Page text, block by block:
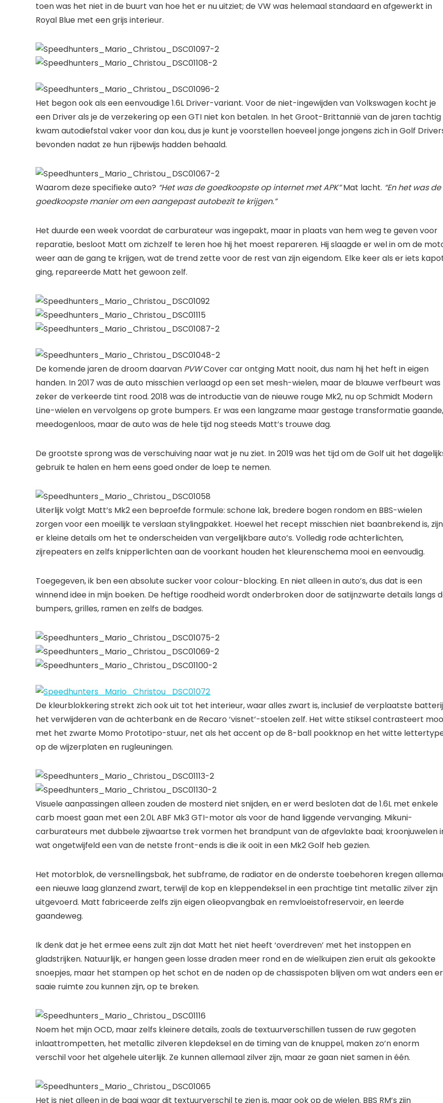
toen was het niet in de buurt van hoe het er nu uitziet; de VW was helemaal standaard en afgewerkt in
Royal Blue met een grijs interieur.
Het begon ook als een eenvoudige 1.6L Driver-variant. Voor de niet-ingewijden van Volkswagen kocht je
een Driver als je de verzekering op een GTI niet kon betalen. In het Groot-Brittannië van de jaren tachtig
kwam autodiefstal vaker voor dan kou, dus je kunt je voorstellen hoeveel jonge jongens zich in Golf
bevonden nadat ze hun rijbewijs hadden behaald.
Waarom deze specifieke auto? “Het was de goedkoopste op internet met APK”Mat lacht. “En het was de
goedkoopste manier om een ​​aangepast autobezit te krijgen.”
Het duurde een week voordat de carburateur was ingepakt, maar in plaats van hem weg te geven voor
reparatie, besloot Matt om zichzelf te leren hoe hij het moest repareren. Hij slaagde er wel in om de
weer aan de gang te krijgen, wat de trend zette voor de rest van zijn eigendom. Elke keer als er iets
ging, repareerde Matt het gewoon zelf.
De komende jaren de droom daarvan PVWCover car ontging Matt nooit, dus nam hij het heft in eigen
handen. In 2017 was de auto misschien verlaagd op een set mesh-wielen, maar de blauwe verfbeurt was
zeker de verkeerde tint rood. 2018 was de introductie van de nieuwe rouge Mk2, nu op Schmidt Modern
Line-wielen en vervolgens op grote bumpers. Er was een langzame maar gestage transformatie gaande,
meedogenloos, maar de auto was de hele tijd nog steeds Matt’s trouwe dag.
De grootste sprong was de verschuiving naar wat je nu ziet. In 2019 was het tijd om de Golf uit het
gebruik te halen en hem eens goed onder de loep te nemen.
Uiterlijk volgt Matt’s Mk2 een beproefde formule: schone lak, bredere bogen rondom en BBS-wielen
zorgen voor een moeilijk te verslaan stylingpakket. Hoewel het recept misschien niet baanbrekend is, zijn
er kleine details om het te onderscheiden van vergelijkbare auto’s. Volledig rode achterlichten,
zijrepeaters en zelfs knipperlichten aan de voorkant houden het kleurenschema mooi en eenvoudig.
Toegegeven, ik ben een absolute sucker voor colour-blocking. En niet alleen in auto’s, dus dat is een
winnend idee in mijn boeken. De heftige roodheid wordt onderbroken door de satijnzwarte details langs
bumpers, grilles, ramen en zelfs de badges.
De kleurblokkering strekt zich ook uit tot het interieur, waar alles zwart is, inclusief de verplaatste
het verwijderen van de achterbank en de Recaro ‘visnet’-stoelen zelf. Het witte stiksel contrasteert
met het zwarte Momo Prototipo-stuur, net als het accent op de 8-ball pookknop en het witte
op de wijzerplaten en rugleuningen.
Visuele aanpassingen alleen zouden de mosterd niet snijden, en er werd besloten dat de 1.6L met enkele
carb moest gaan met een 2.0L ABF Mk3 GTI-motor als voor de hand liggende vervanging. Mikuni-
carburateurs met dubbele zijwaartse trek vormen het brandpunt van de afgevlakte baai; kroonjuwelen
wat ongetwijfeld een van de netste front-ends is die ik ooit in een Mk2 Golf heb gezien.
Het motorblok, de versnellingsbak, het subframe, de radiator en de onderste toebehoren kregen
een nieuwe laag glanzend zwart, terwijl de kop en kleppendeksel in een prachtige tint metallic zilver zijn
uitgevoerd. Matt fabriceerde zelfs zijn eigen olieopvangbak en remvloeistofreservoir, en leerde
gaandeweg.
Ik denk dat je het ermee eens zult zijn dat Matt het niet heeft ‘overdreven’ met het instoppen en
gladstrijken. Natuurlijk, er hangen geen losse draden meer rond en de wielkuipen zien eruit als gekookte
snoepjes, maar het stampen op het schot en de naden op de chassispoten blijven om wat anders een
saaie ruimte zou kunnen zijn, op te breken.
Noem het mijn OCD, maar zelfs kleinere details, zoals de textuurverschillen tussen de ruw gegoten
inlaattrompetten, het metallic zilveren klepdeksel en de timing van de knuppel, maken zo’n enorm
verschil voor het algehele uiterlijk. Ze kunnen allemaal zilver zijn, maar ze gaan niet samen in één.
Het is niet alleen in de baai waar dit textuurverschil te zien is, maar ook op de wielen. BBS RM’s zijn